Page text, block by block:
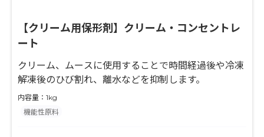
【クリーム用保形剤】クリーム・コンセントレ
ート
クリーム、ムースに使用することで時間経過後や冷凍
解凍後のひび割れ、離水などを抑制します。
内容量：1kg
機能性原料